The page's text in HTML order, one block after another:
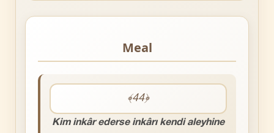
Meal
﴾44﴿
Kim inkâr ederse inkârı kendi aleyhine